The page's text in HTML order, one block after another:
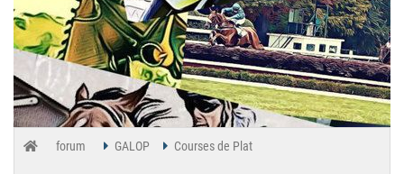
forum GALOP Courses de Plat